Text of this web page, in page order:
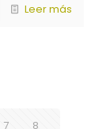
Leer más
7
8